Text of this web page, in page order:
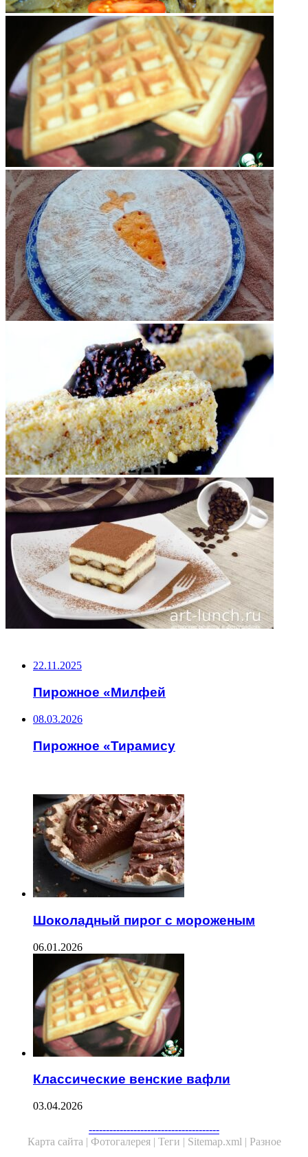
22.11.2025
Пирожное «Милфей
08.03.2026
Пирожное «Тирамису
Шоколадный пирог с мороженым
06.01.2026
Классические венские вафли
03.04.2026
--------------------------------------
Карта сайта | Фотогалерея | Теги | Sitemap.xml | Разное